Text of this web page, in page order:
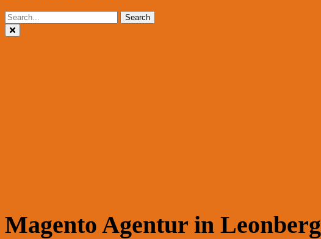
Search
Magento Agentur in Leonberg